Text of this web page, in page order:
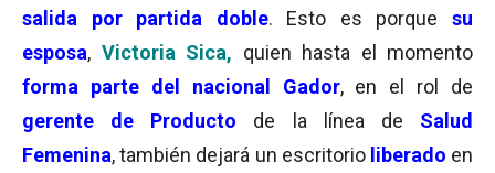
salida por partida doble. Esto es porque su
esposa, Victoria Sica, quien hasta el momento
forma parte del nacional Gador, en el rol de
gerente de Producto de la línea de Salud
Femenina, también dejará un escritorio liberado en